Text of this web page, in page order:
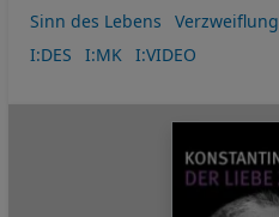
Sinn des Lebens
Verzweiflung
I:DES
I:MK I:VIDEO